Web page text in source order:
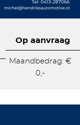
Op aanvraag
Maandbedrag: €
0,-